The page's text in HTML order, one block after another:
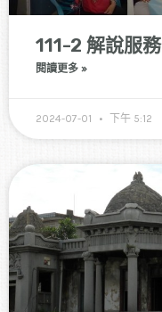
111-2 解說服務
閱讀更多 »
2024-07-01 下午 5:12